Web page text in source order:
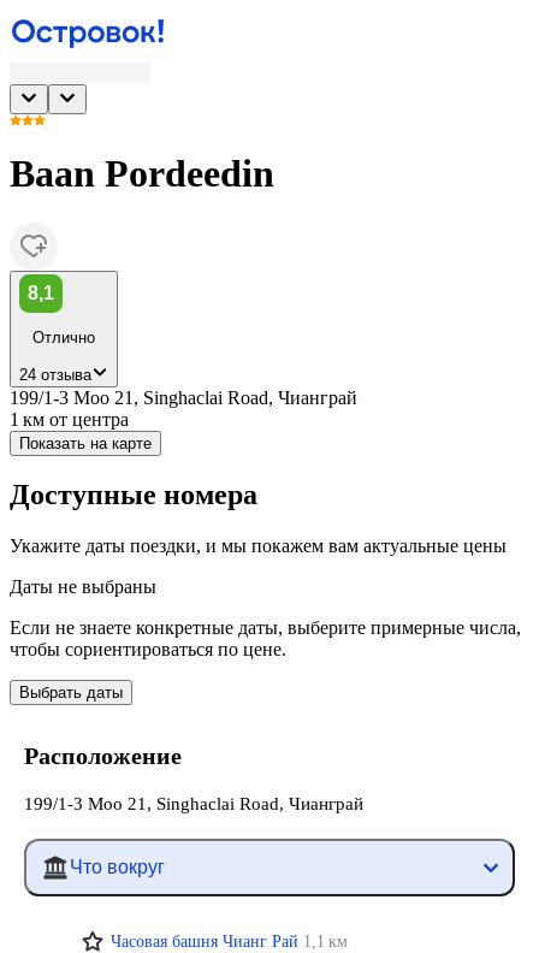
Baan Pordeedin
8,1
Отлично
24 отзыва
199/1-3 Moo 21, Singhaclai Road, Чианграй
1 км от центра
Показать на карте
Доступные номера
Укажите даты поездки, и мы покажем вам актуальные цены
Даты не выбраны
Если не знаете конкретные даты, выберите примерные числа,
чтобы сориентироваться по цене.
Выбрать даты
Расположение
199/1-3 Moo 21, Singhaclai Road, Чианграй
Что вокруг
Часовая башня Чианг Рай 1,1 км